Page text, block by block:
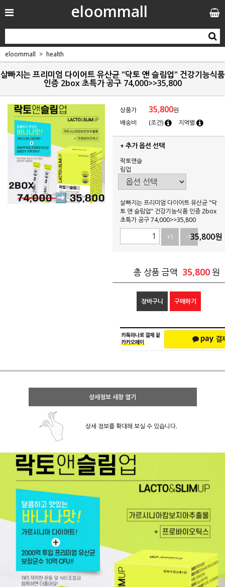
eloommall
eloommall health
살빠지는 프리미엄 다이어트 유산균 "닥토 앤 슬림업" 건강기능식품
인증 2box 초특가 공구 74,000>>35,800
상품가 35,800원
배송비
(조건) 지역별
+ 추가 옵션 선택
락토앤슬
림업
살빠지는 프리미엄 다이어트 유산균 "닥
토 앤 슬림업" 건강기능식품 인증 2box
초특가 공구 74,000>>35,800
+1
-135,800원
총 상품 금액 35,800 원
장바구니 구매하기
상세정보 새창 열기
상세 정보를 확대해 보실 수 있습니다.